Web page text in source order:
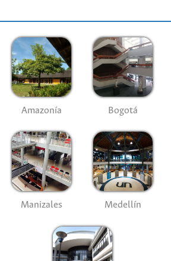
Amazonía Bogotá
Manizales Medellín